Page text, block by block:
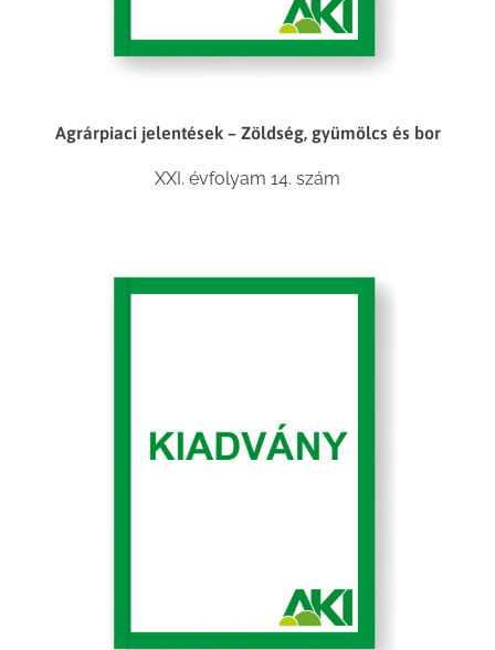
Agrárpiaci jelentések – Zöldség, gyümölcs és bor
XXI. évfolyam 14. szám